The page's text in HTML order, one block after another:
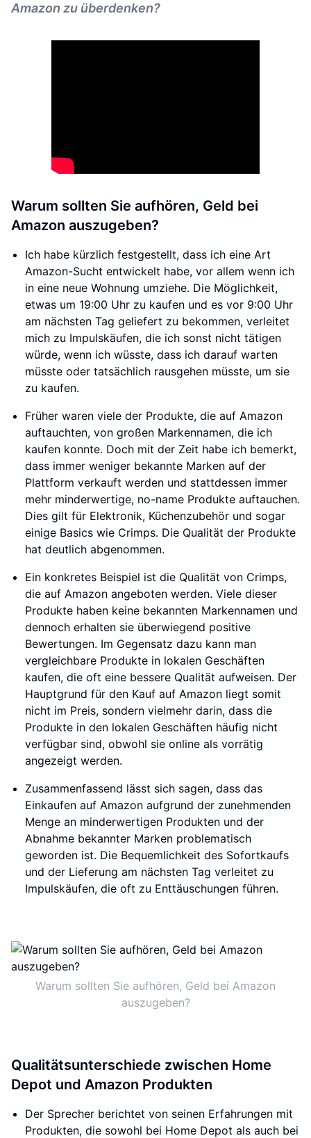
Amazon zu überdenken?
Warum sollten Sie aufhören, Geld bei
Amazon auszugeben?
Ich habe kürzlich festgestellt, dass ich eine Art
Amazon-Sucht entwickelt habe, vor allem wenn ich
in eine neue Wohnung umziehe. Die Möglichkeit,
etwas um 19:00 Uhr zu kaufen und es vor 9:00 Uhr
am nächsten Tag geliefert zu bekommen, verleitet
mich zu Impulskäufen, die ich sonst nicht tätigen
würde, wenn ich wüsste, dass ich darauf warten
müsste oder tatsächlich rausgehen müsste, um sie
zu kaufen.
Früher waren viele der Produkte, die auf Amazon
auftauchten, von großen Markennamen, die ich
kaufen konnte. Doch mit der Zeit habe ich bemerkt,
dass immer weniger bekannte Marken auf der
Plattform verkauft werden und stattdessen immer
mehr minderwertige, no-name Produkte auftauchen.
Dies gilt für Elektronik, Küchenzubehör und sogar
einige Basics wie Crimps. Die Qualität der Produkte
hat deutlich abgenommen.
Ein konkretes Beispiel ist die Qualität von Crimps,
die auf Amazon angeboten werden. Viele dieser
Produkte haben keine bekannten Markennamen und
dennoch erhalten sie überwiegend positive
Bewertungen. Im Gegensatz dazu kann man
vergleichbare Produkte in lokalen Geschäften
kaufen, die oft eine bessere Qualität aufweisen. Der
Hauptgrund für den Kauf auf Amazon liegt somit
nicht im Preis, sondern vielmehr darin, dass die
Produkte in den lokalen Geschäften häufig nicht
verfügbar sind, obwohl sie online als vorrätig
angezeigt werden.
Zusammenfassend lässt sich sagen, dass das
Einkaufen auf Amazon aufgrund der zunehmenden
Menge an minderwertigen Produkten und der
Abnahme bekannter Marken problematisch
geworden ist. Die Bequemlichkeit des Sofortkaufs
und der Lieferung am nächsten Tag verleitet zu
Impulskäufen, die oft zu Enttäuschungen führen.
Warum sollten Sie aufhören, Geld bei Amazon
auszugeben?
Qualitätsunterschiede zwischen Home
Depot und Amazon Produkten
Der Sprecher berichtet von seinen Erfahrungen mit
Produkten, die sowohl bei Home Depot als auch bei